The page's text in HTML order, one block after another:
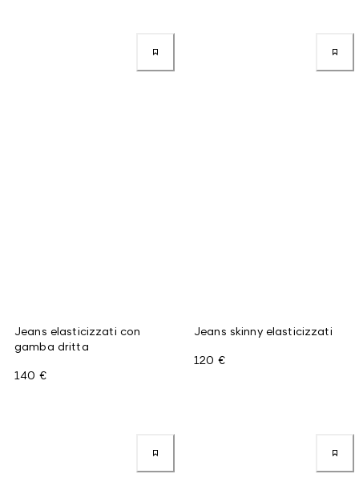
Jeans elasticizzati con
gamba dritta
140 €
Jeans skinny elasticizzati
120 €